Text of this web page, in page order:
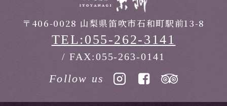
〒406-0028 山梨県笛吹市石和町駅前13-8
TEL:055-262-3141
/ FAX:055-263-0141
Follow us